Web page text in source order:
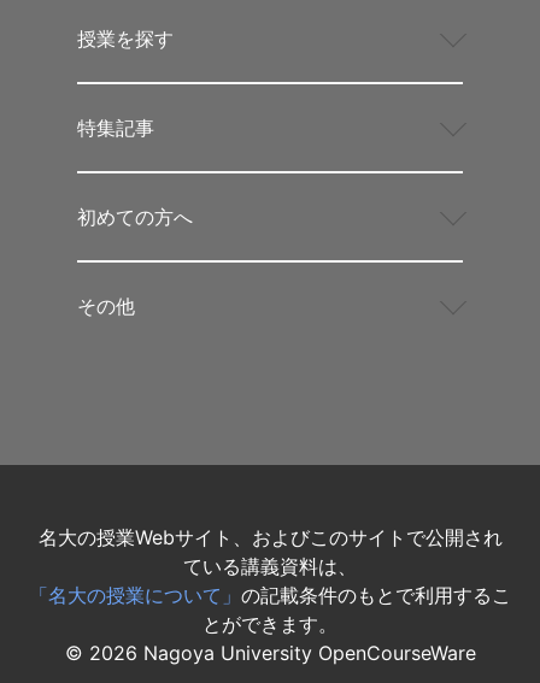
授業を探す
特集記事
初めての方へ
その他
名大の授業Webサイト、およびこのサイトで公開され
ている講義資料は、
「名大の授業について」 の記載条件のもとで利用するこ
とができます。
© 2026 Nagoya University OpenCourseWare